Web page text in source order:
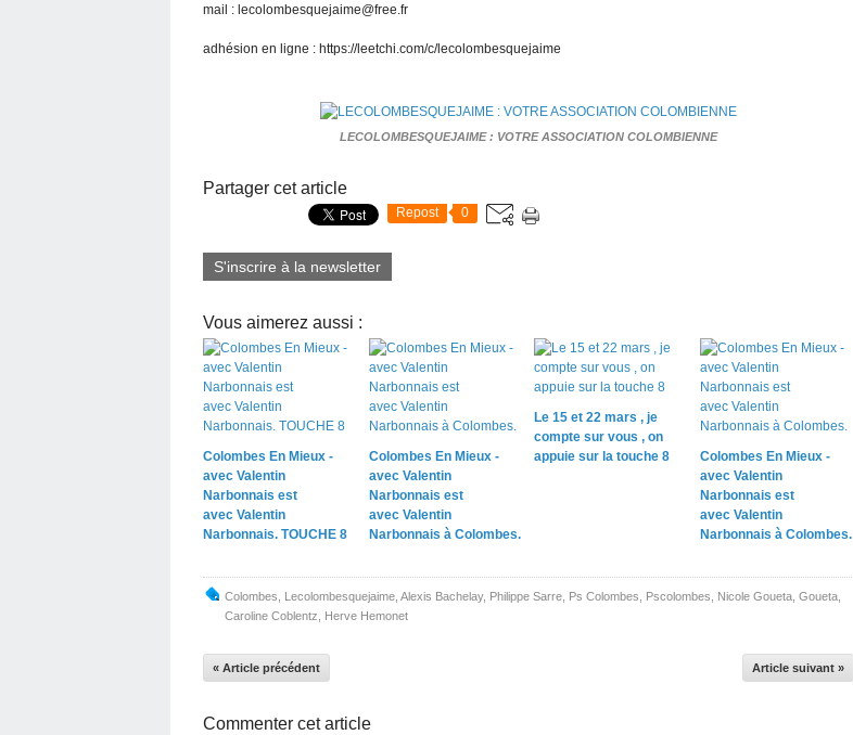
mail : lecolombesquejaime@free.fr
adhésion en ligne : https://leetchi.com/c/lecolombesquejaime
LECOLOMBESQUEJAIME : VOTRE ASSOCIATION COLOMBIENNE
Partager cet article
Repost 0
S'inscrire à la newsletter
Vous aimerez aussi :
Colombes En Mieux -
avec Valentin
Narbonnais est
avec Valentin
Narbonnais. TOUCHE 8
Colombes En Mieux -
avec Valentin
Narbonnais est
avec Valentin
Narbonnais à Colombes.
Le 15 et 22 mars , je
compte sur vous , on
appuie sur la touche 8
Colombes En Mieux -
avec Valentin
Narbonnais est
avec Valentin
Narbonnais à Colombes.
Colombes Lecolombesquejaime Alexis Bachelay, Philippe Sarre Ps Colombes Pscolombes Nicole Goueta Goueta
Caroline Coblentz
Herve Hemonet
« Article précédent Article suivant »
Commenter cet article